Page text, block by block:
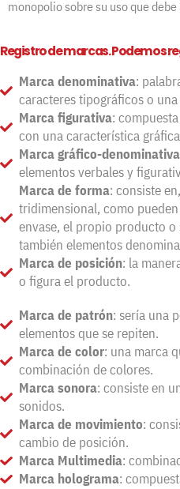
monopolio sobre su uso que
Registro de marcas. Podemos
Marca denominativa:
caracteres tipográficos o
Marca figurativa:
con una característica
Marca gráfico-denominativa
elementos verbales y
Marca de forma: consiste
tridimensional, como
envase, el propio producto
también elementos
Marca de posición: la
o figura el producto.
Marca de patrón: sería una
elementos que se repiten.
Marca de color: una marca
combinación de colores.
Marca sonora: consiste en
sonidos.
Marca de movimiento:
cambio de posición.
Marca Multimedia:
Marca holograma: